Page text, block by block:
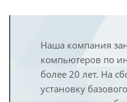
Наша компания
компьютеров по
более 20 лет. На
установку